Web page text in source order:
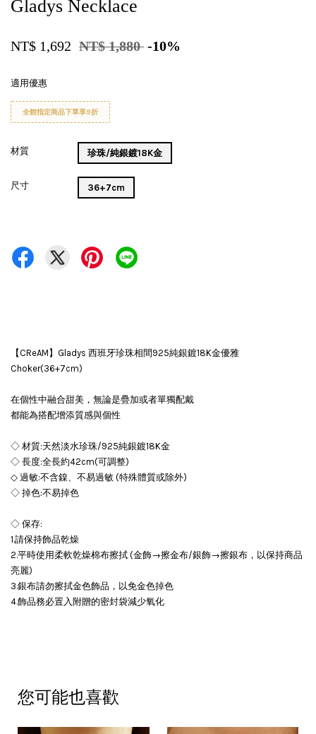
Gladys Necklace
NT$ 1,692 NT$ 1,880 -10%
適用優惠
全館指定商品下單享9折
材質 珍珠/純銀鍍18K金
尺寸 36+7cm
【CReAM】Gladys 西班牙珍珠相間925純銀鍍18K金優雅
Choker(36+7cm)
在個性中融合甜美，無論是疊加或者單獨配戴
都能為搭配增添質感與個性
◇ 材質:天然淡水珍珠/925純銀鍍18K金
◇ 長度:全長約42cm(可調整)
◇ 過敏:不含鎳、不易過敏 (特殊體質或除外)
◇ 掉色:不易掉色
◇ 保存:
1.請保持飾品乾燥
2.平時使用柔軟乾燥棉布擦拭 (金飾→擦金布/銀飾→擦銀布，以保持商品
亮麗)
3.銀布請勿擦拭金色飾品，以免金色掉色
4.飾品務必置入附贈的密封袋減少氧化
您可能也喜歡